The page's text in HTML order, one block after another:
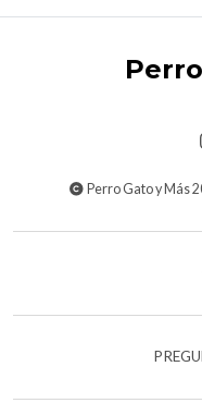
Perro Gato y Más